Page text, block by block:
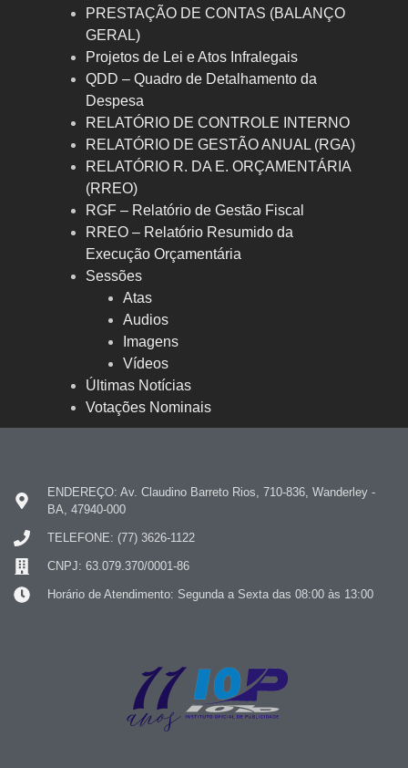
PRESTAÇÃO DE CONTAS (BALANÇO
GERAL)
Projetos de Lei e Atos Infralegais
QDD – Quadro de Detalhamento da
Despesa
RELATÓRIO DE CONTROLE INTERNO
RELATÓRIO DE GESTÃO ANUAL (RGA)
RELATÓRIO R. DA E. ORÇAMENTÁRIA
(RREO)
RGF – Relatório de Gestão Fiscal
RREO – Relatório Resumido da
Execução Orçamentária
Sessões
Atas
Audios
Imagens
Vídeos
Últimas Notícias
Votações Nominais
ENDEREÇO: Av. Claudino Barreto Rios, 710-836, Wanderley -
BA, 47940-000
TELEFONE: (77) 3626-1122
CNPJ: 63.079.370/0001-86
Horário de Atendimento: Segunda a Sexta das 08:00 às 13:00